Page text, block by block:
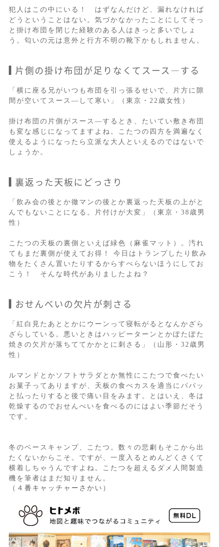
犯人はこの中にいる！ はずなんだけど、漏れなければ
どうということはない。気づかなかったことにしてそっ
と掛け布団を閉じた経験のある人はきっと多いでしょ
う。匂いの元は意外と行方不明の靴下かもしれません。
片側の掛け布団が足りなくてスース―する
「横に座る兄がいつも布団を引っ張るせいで、片方に隙
間が空いてスース―して寒い」（東京・22歳女性）
掛け布団の片側がスース―するとき、たいてい敷き布団
も変な感じになってますよね。こたつの四方を満遍なく
使えるようになったら立派な大人といえるのではないで
しょうか。
裏返った天板にどっさり
「飲み会の後とか徹マンの後とか裏返った天板の上がと
んでもないことになる。片付けが大変」（東京・38歳男
性）
こたつの天板の裏側といえば緑色（麻雀マット）。汚れ
てもまだ裏側が使えてお得！ 今日はトランプしたり飲み
物をたくさん置いたりするからすべらないほうにしてお
こう！ そんな時代がありましたよね？
おせんべいの欠片が刺さる
「紅白見たあととかにウーンって寝転がるとなんかざら
ざらしている。悪いときはハッピーターンとかぽたぽた
焼きの欠片が落ちててかかとに刺さる」（山形・32歳男
性）
ルマンドとかソフトサラダとか無性にこたつで食べたい
お菓子ってありますが、天板の食べカスを適当にパパッ
と払ったりすると後で痛い目をみます。とはいえ、冬は
乾燥するのでおせんべいを食べるのにはよい季節だそう
です。
冬のベースキャンプ、こたつ。数々の悲劇もそこから出
たくないからこそ。ですが、一度入るとめんどくさくて
横着しちゃうんですよね。こたつを超えるダメ人間製造
機を筆者はまだ知りません。
（４番キャッチャーさかい）